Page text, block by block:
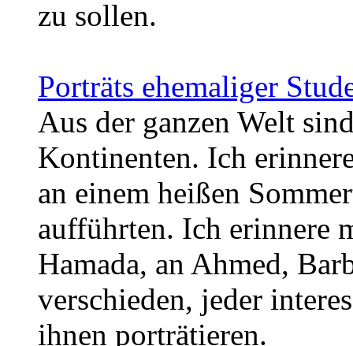
zu sollen.
Porträts ehemaliger
Aus der ganzen Welt
Kontinenten. Ich
an einem heißen
aufführten. Ich erinnere
Hamada, an Ahmed,
verschieden, jeder
ihnen porträtieren.